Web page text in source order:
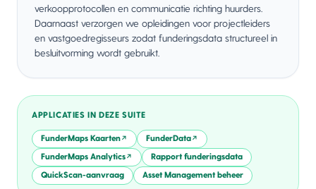
verkoopprotocollen en communicatie richting huurders.
Daarnaast verzorgen we opleidingen voor projectleiders
en vastgoedregisseurs zodat funderingsdata structureel in
besluitvorming wordt gebruikt.
APPLICATIES IN DEZE SUITE
FunderMaps Kaarten↗ FunderData↗
FunderMaps Analytics↗
Rapport funderingsdata
QuickScan-aanvraag
Asset Management beheer